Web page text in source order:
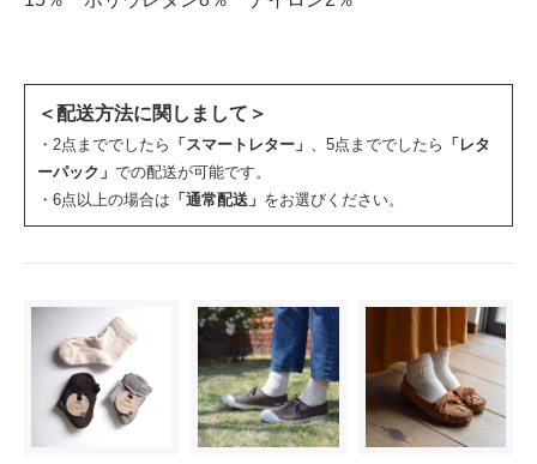
＜配送方法に関しまして＞
・2点まででしたら 「スマートレター」 、5点まででしたら 「レタ
ーパック」 での配送が可能です。
・6点以上の場合は 「通常配送」 をお選びください。